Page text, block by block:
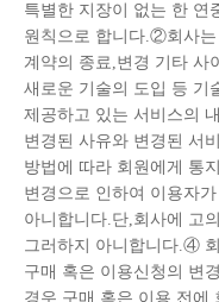
특별한 지장이 없는 한 연
원칙으로 합니다.②회사
계약의 종료,변경 기타 사
새로운 기술의 도입 등 기
제공하고 있는 서비스의
변경된 사유와 변경된 서
방법에 따라 회원에게 통
변경으로 인하여 이용자
아니합니다.단,회사에 고
그러하지 아니합니다.④
구매 혹은 이용신청의 변
경우 구매 혹은 이용 전에